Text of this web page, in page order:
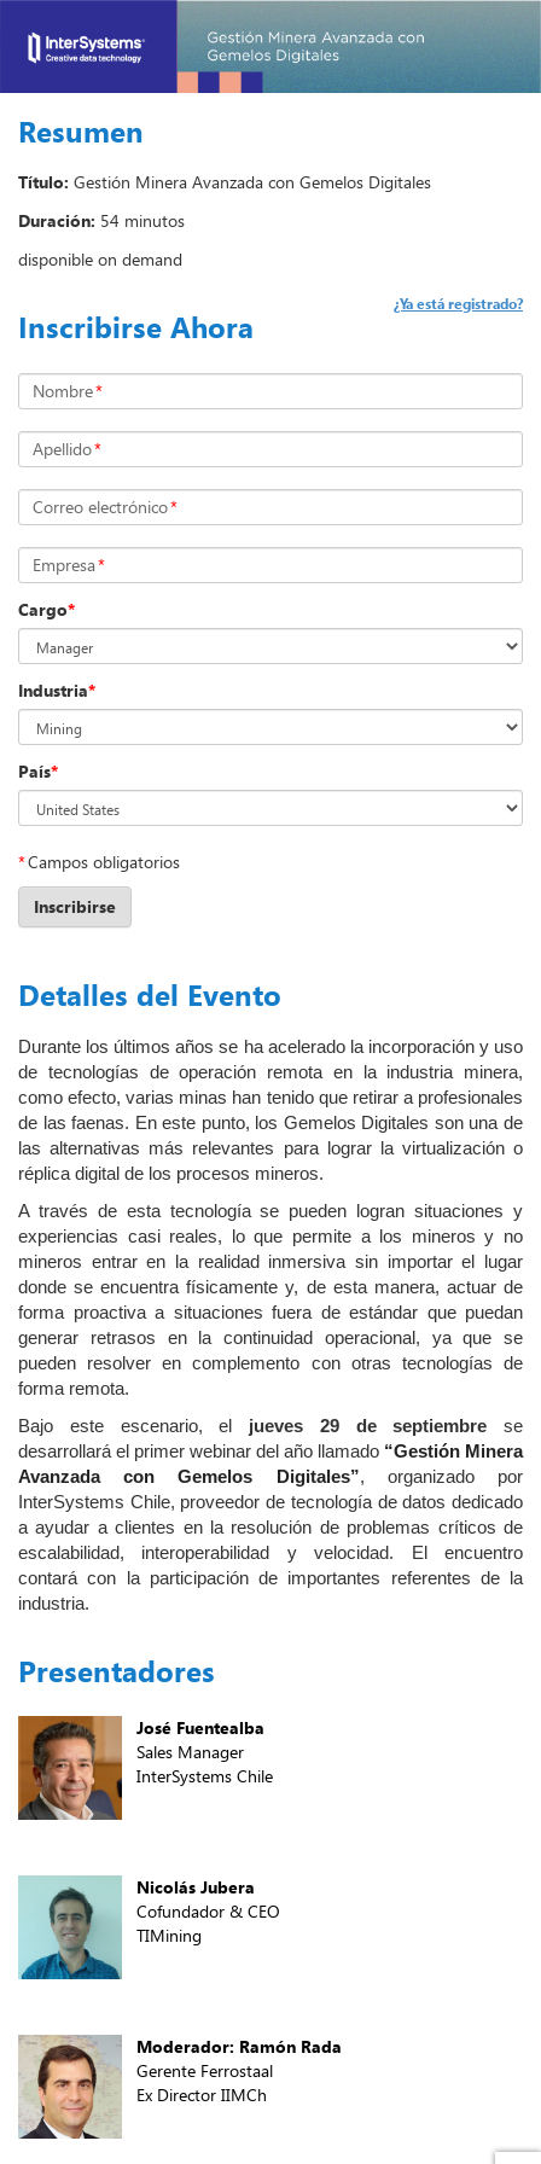
Resumen
Título: Gestión Minera Avanzada con Gemelos Digitales
Duración: 54 minutos
disponible on demand
Inscribirse Ahora
¿Ya está registrado?
Nombre*
Apellido*
Correo electrónico*
Empresa*
Cargo*
Industria*
País*
*Campos obligatorios
Inscribirse
Detalles del Evento
Durante los últimos años se ha acelerado la incorporación y uso
de tecnologías de operación remota en la industria minera,
como efecto, varias minas han tenido que retirar a profesionales
de las faenas. En este punto, los Gemelos Digitales son una de
las alternativas más relevantes para lograr la virtualización o
réplica digital de los procesos mineros.
A través de esta tecnología se pueden logran situaciones y
experiencias casi reales, lo que permite a los mineros y no
mineros entrar en la realidad inmersiva sin importar el lugar
donde se encuentra físicamente y, de esta manera, actuar de
forma proactiva a situaciones fuera de estándar que puedan
generar retrasos en la continuidad operacional, ya que se
pueden resolver en complemento con otras tecnologías de
forma remota.
Bajo este escenario, el jueves 29 de septiembre se
desarrollará el primer webinar del año llamado “Gestión Minera
Avanzada con Gemelos Digitales”, organizado por
InterSystems Chile, proveedor de tecnología de datos dedicado
a ayudar a clientes en la resolución de problemas críticos de
escalabilidad, interoperabilidad y velocidad. El encuentro
contará con la participación de importantes referentes de la
industria.
Presentadores
José Fuentealba
Sales Manager
InterSystems Chile
Nicolás Jubera
Cofundador & CEO
TIMining
Moderador: Ramón Rada
Gerente Ferrostaal
Ex Director IIMCh